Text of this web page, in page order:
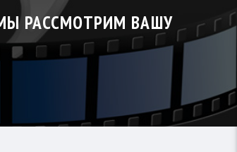
РАССМОТРИМ ВАШУ